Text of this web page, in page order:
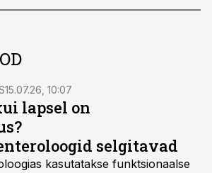
15.07.26, 10:07
lapsel on
selgitavad
kasutatakse funktsionaalse